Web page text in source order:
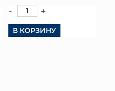
- +
В КОРЗИНУ